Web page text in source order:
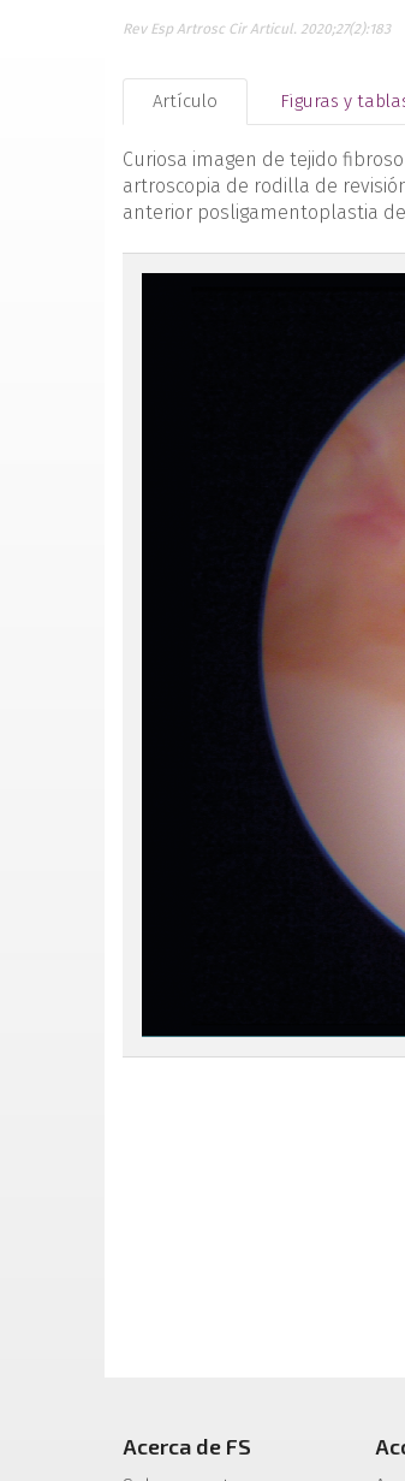
Rev Esp Artrosc Cir Articul. 2020;27(2):183
Artículo Figuras y
Curiosa imagen de tejido
artroscopia de rodilla de
anterior posligamentoplastia
Acerca de FS